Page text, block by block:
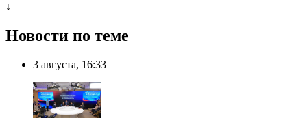
↓
Новости по теме
3 августа, 16:33